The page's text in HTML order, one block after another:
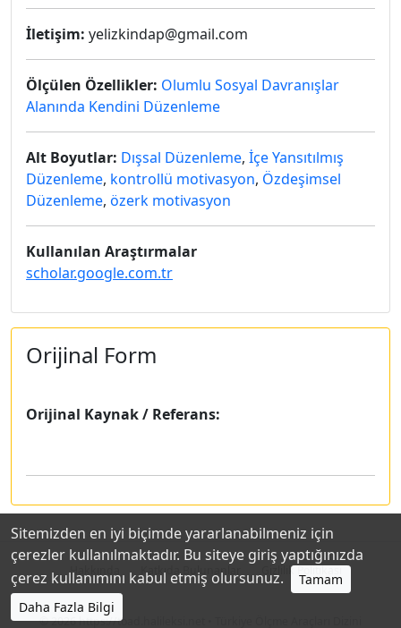
İletişim: yelizkindap@gmail.com
Ölçülen Özellikler: Olumlu Sosyal Davranışlar
Alanında Kendini Düzenleme
Alt Boyutlar: Dışsal Düzenleme, İçe Yansıtılmış
Düzenleme, kontrollü motivasyon, Özdeşimsel
Düzenleme, özerk motivasyon
Kullanılan Araştırmalar
scholar.google.com.tr
Orijinal Form
Orijinal Kaynak / Referans:
Hakkında Katkıda Bulunanlar Gizlilik Politikası
© 2026https://toad.halileksi.net
Sitemizden en iyi biçimde yararlanabilmeniz için
çerezler kullanılmaktadır. Bu siteye giriş yaptığınızda
çerez kullanımını kabul etmiş olursunuz.
Tamam
Daha Fazla Bilgi